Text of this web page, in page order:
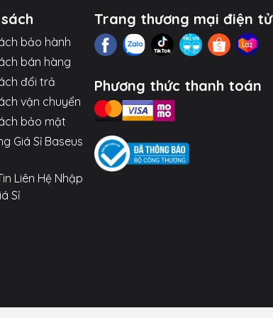
mở bình thường ngay cả khi xe đã tắt máy
hỗ trợ sạc không dây từ 4.7 - 6.5 inch (Các dòng
bảo hành
bán hàng
đổi trả
vận chuyển
bảo mật
Giá Sỉ Baseus
Liên Hệ Nhập
Sỉ
Trang thương mại điện tử
Phương thức thanh toán